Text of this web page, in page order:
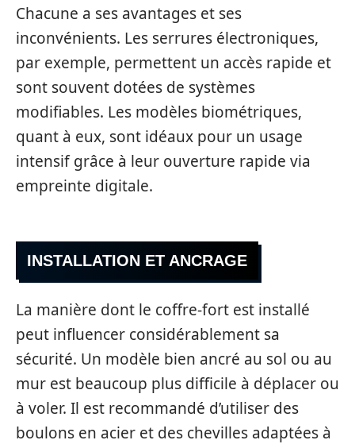
Chacune a ses avantages et ses
inconvénients. Les serrures électroniques,
par exemple, permettent un accès rapide et
sont souvent dotées de systèmes
modifiables. Les modèles biométriques,
quant à eux, sont idéaux pour un usage
intensif grâce à leur ouverture rapide via
empreinte digitale.
INSTALLATION ET ANCRAGE
La manière dont le coffre-fort est installé
peut influencer considérablement sa
sécurité. Un modèle bien ancré au sol ou au
mur est beaucoup plus difficile à déplacer ou
à voler. Il est recommandé d’utiliser des
boulons en acier et des chevilles adaptées à